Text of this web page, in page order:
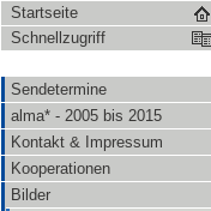
Startseite
Schnellzugriff
Sendetermine
alma* - 2005 bis 2015
Kontakt & Impressum
Kooperationen
Bilder